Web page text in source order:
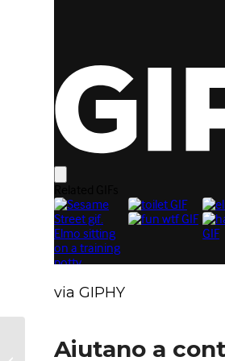
via GIPHY
Aiutano a
Dieta e allattamento:
quello che (forse)